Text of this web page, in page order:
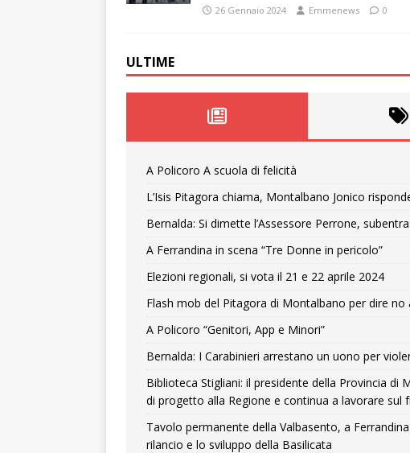
26 Gennaio 2024 Emmenews 0
ULTIME
A Policoro A scuola di felicità
L’Isis Pitagora chiama, Montalbano Jonico
Bernalda: Si dimette l’Assessore Perrone,
A Ferrandina in scena “Tre Donne in pericolo”
Elezioni regionali, si vota il 21 e 22 aprile 2024
Flash mob del Pitagora di Montalbano per dire
A Policoro “Genitori, App e Minori”
Bernalda: I Carabinieri arrestano un uono per
Biblioteca Stigliani: il presidente della Provincia
di progetto alla Regione e continua a lavorare sul
Tavolo permanente della Valbasento, a
rilancio e lo sviluppo della Basilicata